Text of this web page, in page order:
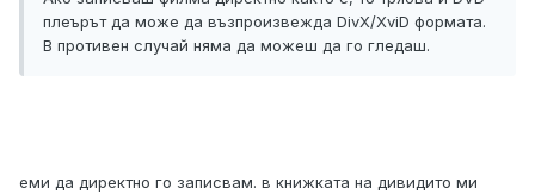
плеърът да може да възпроизвежда DivX/XviD формата.
В противен случай няма да можеш да го гледаш.
еми да директно го записвам. в книжката на дивидито ми